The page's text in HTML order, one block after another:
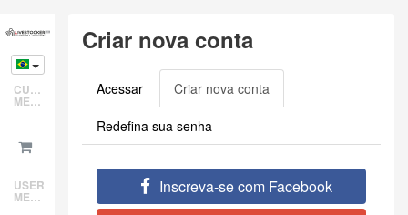
to
main
content
CUSTOMER
MENU
USER
MENU
Criar nova conta
Primary
tabs
Acessar Criar nova conta
tab)
Redefina sua senha
Inscreva-se com Facebook